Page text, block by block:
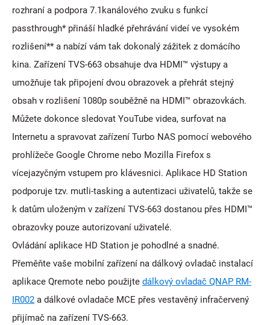
rozhraní a podpora 7.1kanálového zvuku s funkcí
passthrough* přináší hladké přehrávání videí ve vysokém
rozlišení** a nabízí vám tak dokonalý zážitek z domácího
kina. Zařízení TVS-663 obsahuje dva HDMI™ výstupy a
umožňuje tak připojení dvou obrazovek a přehrát stejný
obsah v rozlišení 1080p souběžně na HDMI™ obrazovkách.
Můžete dokonce sledovat YouTube videa, surfovat na
Internetu a spravovat zařízení Turbo NAS pomocí webového
prohlížeče Google Chrome nebo Mozilla Firefox s
vícejazyčným vstupem pro klávesnici. Aplikace HD Station
podporuje tzv. mutli-tasking a autentizaci uživatelů, takže se
k datům uloženým v zařízení TVS-663 dostanou přes HDMI™
obrazovky pouze autorizovaní uživatelé.
Ovládání aplikace HD Station je pohodlné a snadné.
Přeměňte vaše mobilní zařízení na dálkový ovladač instalací
aplikace Qremote nebo použijte dálkový ovladač QNAP RM-
IR002 a dálkové ovladače MCE přes vestavěný infračervený
přijímač na zařízení TVS-663.